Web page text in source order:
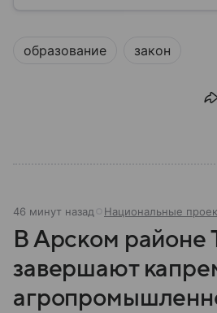
региона: собрали о нем главное.
образование закон
46 минут назад Национальные
В Арском районе
завершают